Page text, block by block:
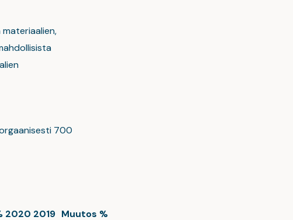
700
2020 2019 Muutos %